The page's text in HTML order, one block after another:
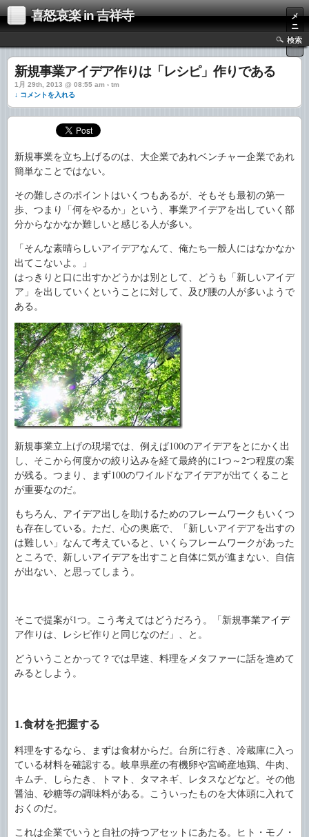
喜怒哀楽 in 吉祥寺
メ
ニ
ュ
ー
検索
新規事業アイデア作りは「レシピ」作りである
1月 29th, 2013 @ 08:55 am › tm
↓ コメントを入れる
新規事業を立ち上げるのは、大企業であれベンチャー企業であれ
簡単なことではない。
その難しさのポイントはいくつもあるが、そもそも最初の第一
歩、つまり「何をやるか」という、事業アイデアを出していく部
分からなかなか難しいと感じる人が多い。
「そんな素晴らしいアイデアなんて、俺たち一般人にはなかなか
出てこないよ。」
はっきりと口に出すかどうかは別として、どうも「新しいアイデ
ア」を出していくということに対して、及び腰の人が多いようで
ある。
新規事業立上げの現場では、例えば100のアイデアをとにかく出
し、そこから何度かの絞り込みを経て最終的に1つ～2つ程度の案
が残る。つまり、まず100のワイルドなアイデアが出てくること
が重要なのだ。
もちろん、アイデア出しを助けるためのフレームワークもいくつ
も存在している。ただ、心の奥底で、「新しいアイデアを出すの
は難しい」なんて考えていると、いくらフレームワークがあった
ところで、新しいアイデアを出すこと自体に気が進まない、自信
が出ない、と思ってしまう。
そこで提案が1つ。こう考えてはどうだろう。「新規事業アイデ
ア作りは、レシピ作りと同じなのだ」、と。
どういうことかって？では早速、料理をメタファーに話を進めて
みるとしよう。
1.食材を把握する
料理をするなら、まずは食材からだ。台所に行き、冷蔵庫に入っ
ている材料を確認する。岐阜県産の有機卵や宮崎産地鶏、牛肉、
キムチ、しらたき、トマト、タマネギ、レタスなどなど。その他
醤油、砂糖等の調味料がある。こういったものを大体頭に入れて
おくのだ。
これは企業でいうと自社の持つアセットにあたる。ヒト・モノ・